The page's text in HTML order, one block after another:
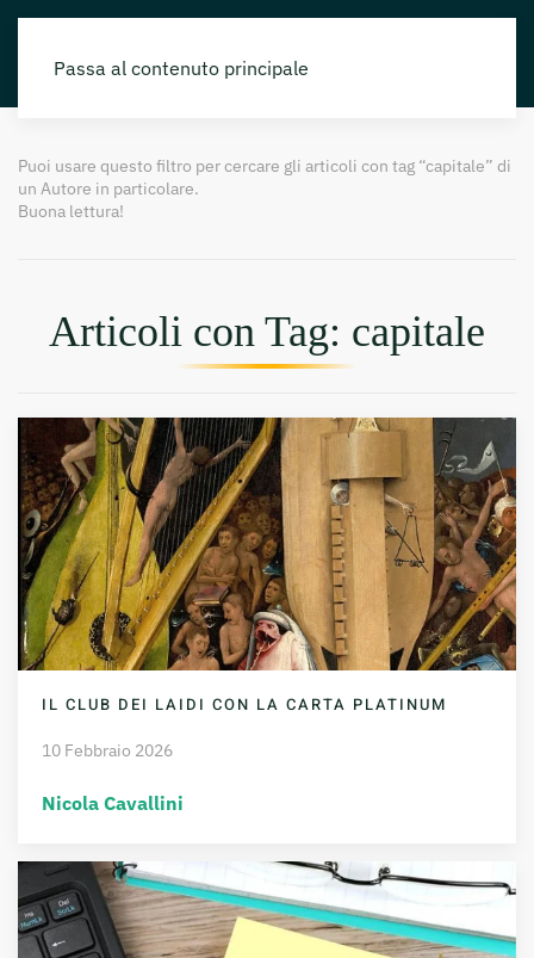
Passa al contenuto principale
Puoi usare questo filtro per cercare gli articoli con tag “capitale” di
un Autore in particolare.
Buona lettura!
Articoli con Tag: capitale
IL CLUB DEI LAIDI CON LA CARTA PLATINUM
10 Febbraio 2026
Nicola Cavallini